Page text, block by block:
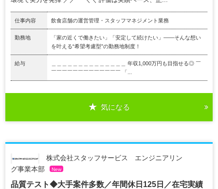
仕事内容 飲食店舗の運営管理・スタッフマネジメント業務
勤務地
「家の近くで働きたい」「安定して続けたい」――そんな想い
を叶える“希望考慮型”の勤務地制度！
給与
＿＿＿＿＿＿＿＿＿＿＿＿＿＿ 年収1,000万円も目指せる◎ ￣
￣￣￣￣￣￣￣￣￣￣￣￣￣ 「...
気になる
株式会社スタッフサービス エンジニアリン
グ事業本部
New
品質テスト◆大手案件多数／年間休日125日／在宅実績